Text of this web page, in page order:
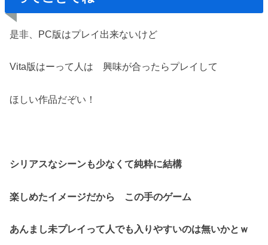
是非、PC版はプレイ出来ないけど
Vita版はーって人は 興味が合ったらプレイして
ほしい作品だぞい！
シリアスなシーンも少なくて純粋に結構
楽しめたイメージだから この手のゲーム
あんまし未プレイって人でも入りやすいのは無いかとｗ